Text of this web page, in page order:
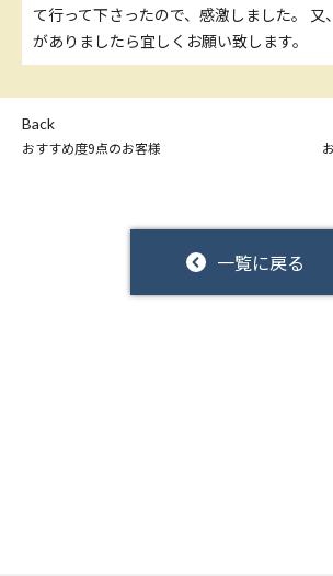
て行って下さったので、感激しました。 又
がありましたら宜しくお願い致します。
Back
おすすめ度9点のお客様
一覧に戻る